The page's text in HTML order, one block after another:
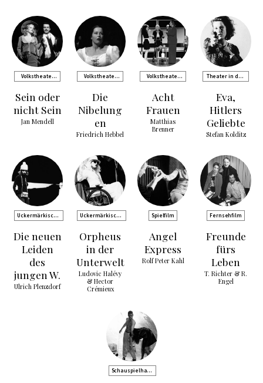
Volkstheater
Sein oder
nicht Sein
Jan Mendell
Volkstheater
Die
Nibelung
en
Friedrich Hebbel
Volkstheater
Acht
Frauen
Matthias
Brenner
Theater in den
Eva,
Hitlers
Geliebte
Stefan Kolditz
Uckermärkische
Die neuen
Leiden
des
jungen W.
Ulrich Plenzdorf
Uckermärkische
Orpheus
in der
Unterwelt
Ludovic Halévy
& Hector
Crémieux
Spielfilm
Angel
Express
Rolf Peter Kahl
Fernsehfilm
Freunde
fürs
Leben
T. Richter & R.
Engel
Schauspielhaus